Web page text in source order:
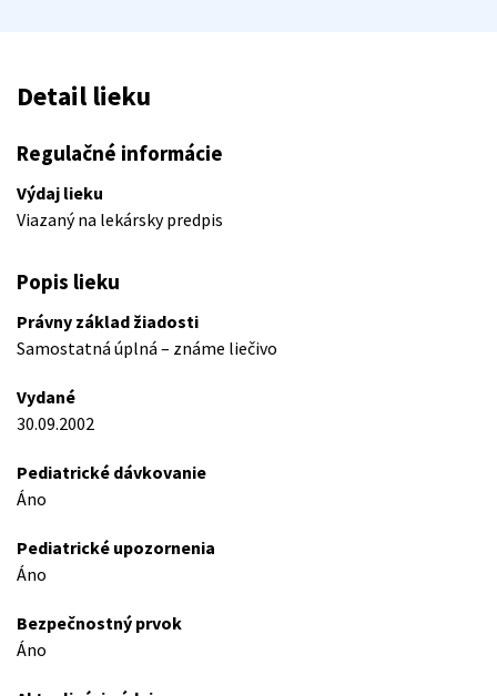
Detail lieku
Regulačné informácie
Výdaj lieku
Viazaný na lekársky predpis
Popis lieku
Právny základ žiadosti
Samostatná úplná – známe liečivo
Vydané
30.09.2002
Pediatrické dávkovanie
Áno
Pediatrické upozornenia
Áno
Bezpečnostný prvok
Áno